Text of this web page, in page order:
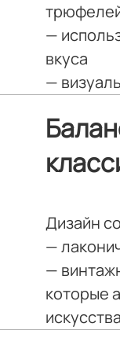
—
вкуса
—
Дизайн
—
—
которые